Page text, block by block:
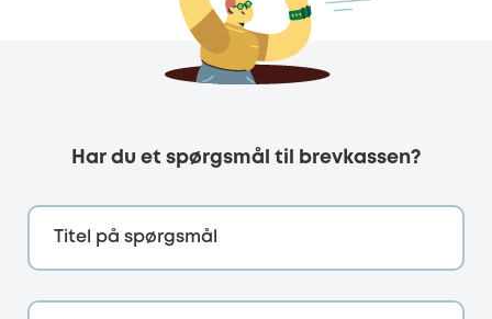
Har du et spørgsmål til brevkassen?
Titel på spørgsmål